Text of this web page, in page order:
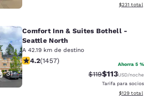
Ver
$231 total
31
Comfort Inn & Suites Bothell -
Seattle North
A 42.19 km de destino
calificación de 4.17 estrellas. Muy
4.2(1457) Ahorra 5 %
Precio tachado:
$119Precio con
$113USD/noche
Tarifa para socios
Ver
$129 total